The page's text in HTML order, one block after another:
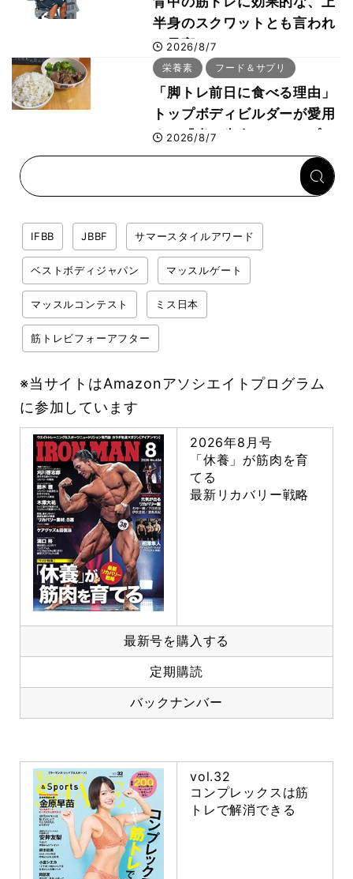
半身のスクワットとも言われ
た最高マシン“ノーチラス・
プルオーバーマシン”とは？
2026/8/7
栄養素 フード＆サプリ
「脚トレ前日に食べる理由」
トップボディビルダーが愛用
する「米＋牛肉」のシンプル
回復メシとは？
2026/8/7
IFBB JBBF サマースタイルアワード
ベストボディジャパン マッスルゲート
マッスルコンテスト ミス日本
筋トレビフォーアフター
※当サイトはAmazonアソシエイトプログラム
に参加しています
2026年8月号
「休養」が筋肉を育
てる
最新リカバリー戦略
最新号を購入する
定期購読
バックナンバー
vol.32
コンプレックスは筋
トレで解消できる